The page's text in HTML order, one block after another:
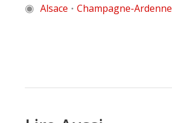
◉ Alsace • Champagne-Ardenne